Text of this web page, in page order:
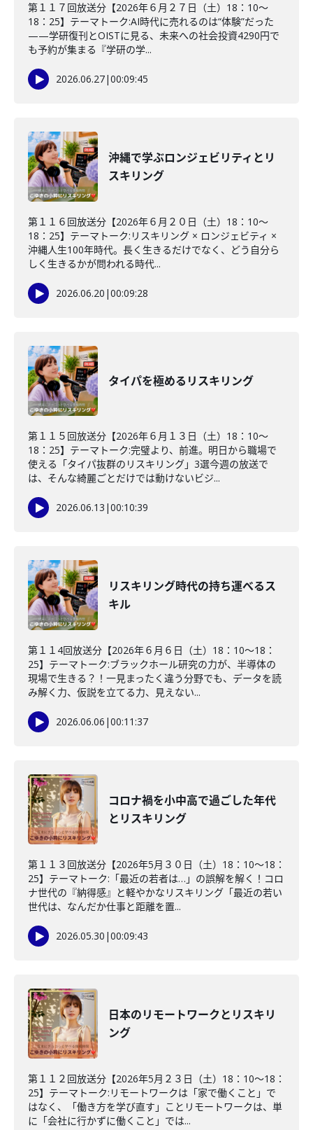
第１１７回放送分【2026年６月２７日（土）18：10～
18：25】テーマトーク:AI時代に売れるのは“体験”だった
——学研復刊とOISTに見る、未来への社会投資4290円で
も予約が集まる『学研の学...
2026.06.27|00:09:45
沖縄で学ぶロンジェビリティとリ
スキリング
第１１６回放送分【2026年６月２０日（土）18：10～
18：25】テーマトーク:リスキリング × ロンジェビティ ×
沖縄人生100年時代。長く生きるだけでなく、どう自分ら
しく生きるかが問われる時代...
2026.06.20 |00:09:28
タイパを極めるリスキリング
第１１５回放送分【2026年６月１３日（土）18：10～
18：25】テーマトーク:完璧より、前進。明日から職場で
使える「タイパ抜群のリスキリング」3選今週の放送で
は、そんな綺麗ごとだけでは動けないビジ...
2026.06.13 |00:10:39
リスキリング時代の持ち運べるス
キル
第１１4回放送分【2026年６月６日（土）18：10～18：
25】テーマトーク:ブラックホール研究の力が、半導体の
現場で生きる？！一見まったく違う分野でも、データを読
み解く力、仮説を立てる力、見えない...
2026.06.06 |00:11:37
コロナ禍を小中高で過ごした年代
とリスキリング
第１１３回放送分【2026年5月３０日（土）18：10～18：
25】テーマトーク:「最近の若者は…」の誤解を解く！コロ
ナ世代の『納得感』と軽やかなリスキリング「最近の若い
世代は、なんだか仕事と距離を置...
2026.05.30 |00:09:43
日本のリモートワークとリスキリ
ング
第１１２回放送分【2026年5月２３日（土）18：10～18：
25】テーマトーク:リモートワークは「家で働くこと」で
はなく、「働き方を学び直す」ことリモートワークは、単
に「会社に行かずに働くこと」では...